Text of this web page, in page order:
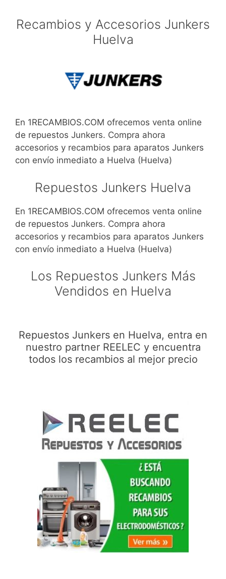
Recambios y Accesorios Junkers
Huelva
En 1RECAMBIOS.COM ofrecemos venta online
de repuestos Junkers. Compra ahora
accesorios y recambios para aparatos Junkers
con envío inmediato a Huelva (Huelva)
Repuestos Junkers Huelva
En 1RECAMBIOS.COM ofrecemos venta online
de repuestos Junkers. Compra ahora
accesorios y recambios para aparatos Junkers
con envío inmediato a Huelva (Huelva)
Los Repuestos Junkers Más
Vendidos en Huelva
Repuestos Junkers en Huelva, entra en
nuestro partner REELEC y encuentra
todos los recambios al mejor precio